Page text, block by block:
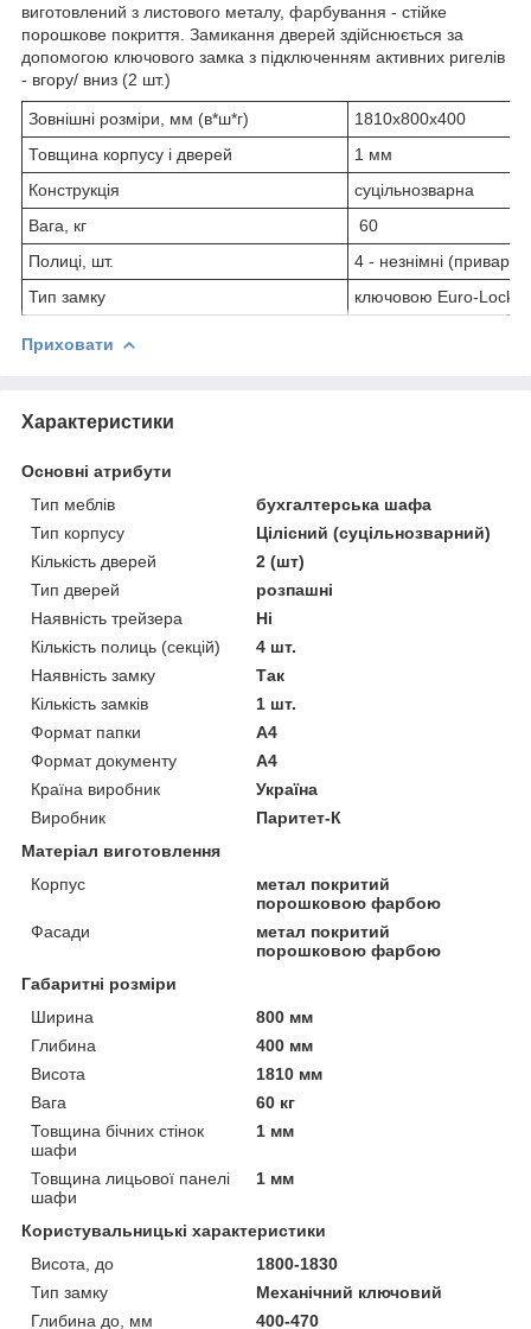
виготовлений з листового металу, фарбування - стійке
порошкове покриття. Замикання дверей здійснюється за
допомогою ключового замка з підключенням активних ригелів
- вгору/ вниз (2 шт.)
Зовнішні розміри, мм (в*ш*г)
1810х800х400
Товщина корпусу і дверей
1 мм
Конструкція
суцільнозварна
Вага, кг
60
Полиці, шт.
4 - незнімні
Тип замку
ключовою Euro-Locks
Приховати
Характеристики
Основні атрибути
Тип меблів
бухгалтерська шафа
Тип корпусу
Цілісний (суцільнозварний)
Кількість дверей
2 (шт)
Тип дверей
розпашні
Наявність трейзера
Ні
Кількість полиць (секцій)
4 шт.
Наявність замку
Так
Кількість замків
1 шт.
Формат папки
А4
Формат документу
А4
Країна виробник
Україна
Виробник
Паритет-К
Матеріал виготовлення
Корпус
метал покритий
порошковою фарбою
Фасади
метал покритий
порошковою фарбою
Габаритні розміри
Ширина
800 мм
Глибина
400 мм
Висота
1810 мм
Вага
60 кг
Товщина бічних стінок
шафи
1 мм
Товщина лицьової панелі
шафи
1 мм
Користувальницькі характеристики
Висота, до
1800-1830
Тип замку
Механічний ключовий
Глибина до, мм
400-470